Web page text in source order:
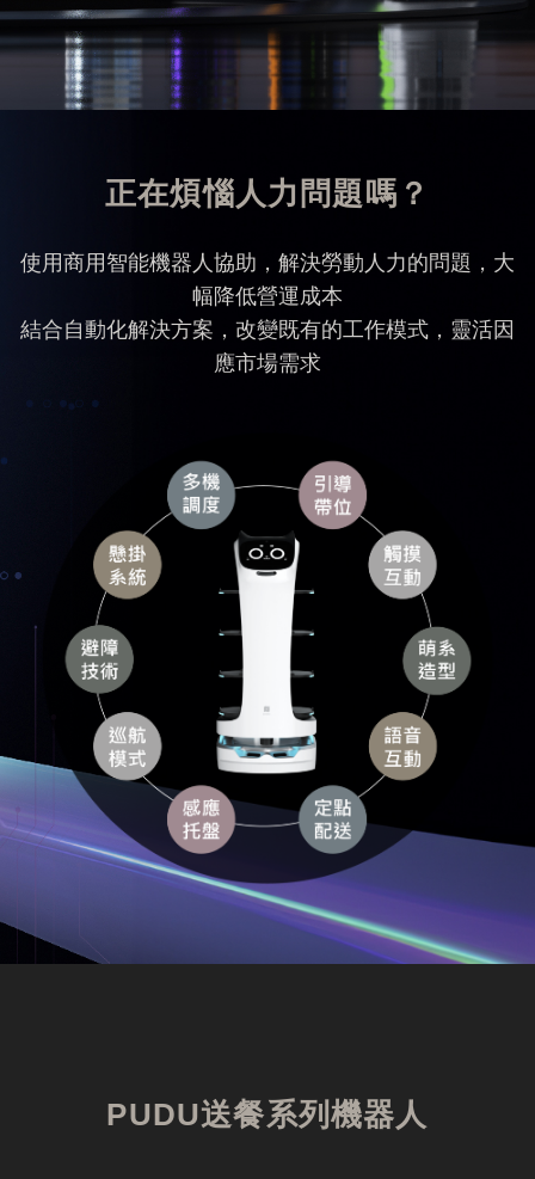
正在煩惱人力問題嗎？
使用商用智能機器人協助，解決勞動人力的問題，大
幅降低營運成本
結合自動化解決方案，改變既有的工作模式，靈活因
應市場需求
PUDU送餐系列機器人